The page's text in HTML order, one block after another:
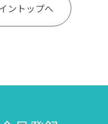
ントップへ